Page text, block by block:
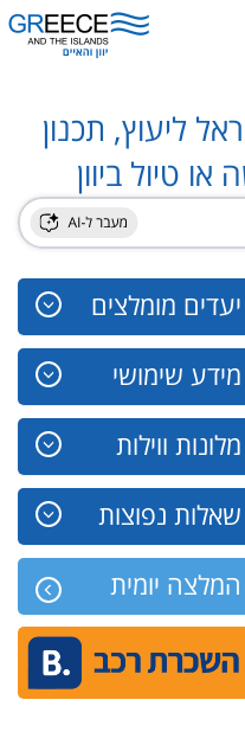
ליעוץ, תכנון
טיול ביוון
יעדים מומלצים
מידע שימושי
מלונות ווילות
שאלות נפוצות
המלצה יומית